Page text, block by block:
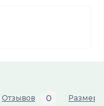
Отзывов 0